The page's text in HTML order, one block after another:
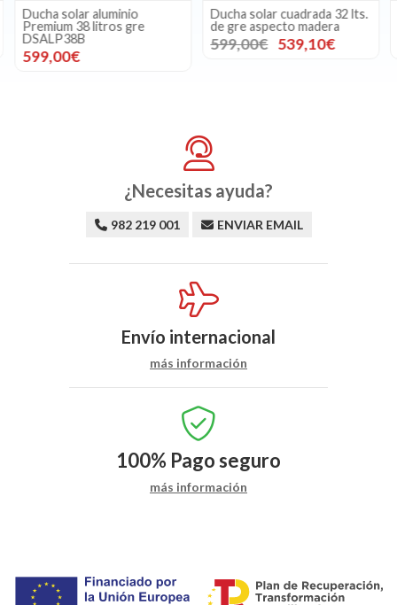
Ducha solar aluminio
Premium 38 litros gre
DSALP38B
599,00€
Ducha solar cuadrada 32 lts.
de gre aspecto madera
599,00€ 539,10€
¿Necesitas ayuda?
982 219 001 ENVIAR EMAIL
Envío internacional
más información
100% Pago seguro
más información